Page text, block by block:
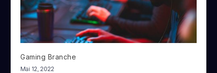
Gaming Branche
Mai 12, 2022